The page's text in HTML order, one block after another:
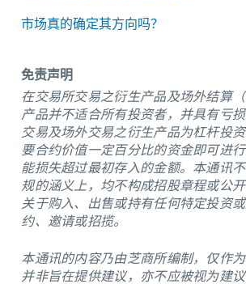
市场真的确定其方向吗？
免责声明
在交易所交易之衍生产品及场外结算
产品并不适合所有投资者，并具有亏
交易及场外交易之衍生产品为杠杆投
要合约价值一定百分比的资金即可进
能损失超过最初存入的金额。本通讯
规的涵义上，均不构成招股章程或公
关于购入、出售或持有任何特定投资
约、邀请或招揽。
本通讯的内容乃由芝商所编制，仅作为
并非旨在提供建议，亦不应被视为建